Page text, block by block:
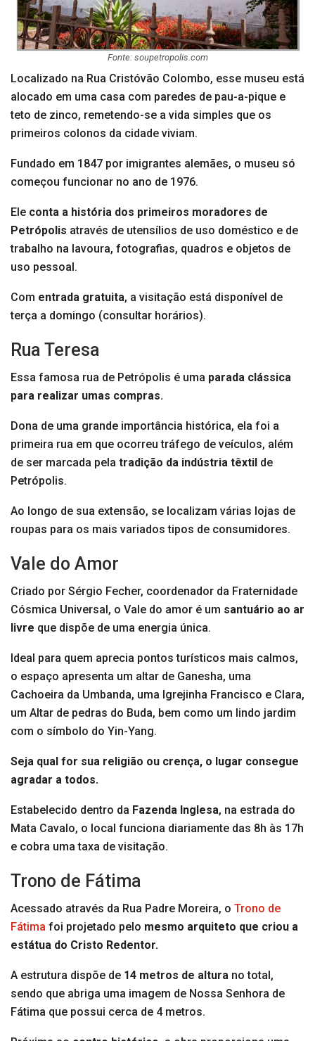
Fonte: soupetropolis.com
Localizado na Rua Cristóvão Colombo, esse museu está
alocado em uma casa com paredes de pau-a-pique e
teto de zinco, remetendo-se a vida simples que os
primeiros colonos da cidade viviam.
Fundado em 1847 por imigrantes alemães, o museu só
começou funcionar no ano de 1976.
Ele conta a história dos primeiros moradores de
Petrópolis através de utensílios de uso doméstico e de
trabalho na lavoura, fotografias, quadros e objetos de
uso pessoal.
Com entrada gratuita, a visitação está disponível de
terça a domingo (consultar horários).
Rua Teresa
Essa famosa rua de Petrópolis é uma parada clássica
para realizar umas compras.
Dona de uma grande importância histórica, ela foi a
primeira rua em que ocorreu tráfego de veículos, além
de ser marcada pela tradição da indústria têxtil de
Petrópolis.
Ao longo de sua extensão, se localizam várias lojas de
roupas para os mais variados tipos de consumidores.
Vale do Amor
Criado por Sérgio Fecher, coordenador da Fraternidade
Cósmica Universal, o Vale do amor é um santuário ao ar
livre que dispõe de uma energia única.
Ideal para quem aprecia pontos turísticos mais calmos,
o espaço apresenta um altar de Ganesha, uma
Cachoeira da Umbanda, uma Igrejinha Francisco e Clara,
um Altar de pedras do Buda, bem como um lindo jardim
com o símbolo do Yin-Yang.
Seja qual for sua religião ou crença, o lugar consegue
agradar a todos.
Estabelecido dentro da Fazenda Inglesa, na estrada do
Mata Cavalo, o local funciona diariamente das 8h às 17h
e cobra uma taxa de visitação.
Trono de Fátima
Acessado através da Rua Padre Moreira, o Trono de
Fátima foi projetado pelo mesmo arquiteto que criou a
estátua do Cristo Redentor.
A estrutura dispõe de 14 metros de altura no total,
sendo que abriga uma imagem de Nossa Senhora de
Fátima que possui cerca de 4 metros.